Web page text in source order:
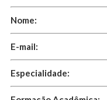
Nome:
E-mail:
Especialidade: